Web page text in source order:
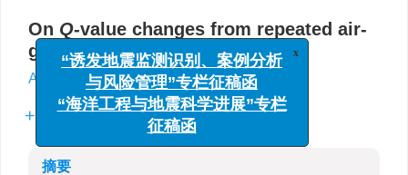
On Q-value changes from repeated air-
gun source excitation signal
Anxu Wu ,
More Information
摘要
“诱发地震监测识别、案例分析
与风险管理”专栏征稿函
“海洋工程与地震科学进展”专栏
征稿函